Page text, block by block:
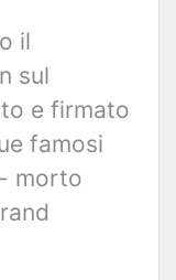
il
sul
e firmato
famosi
morto